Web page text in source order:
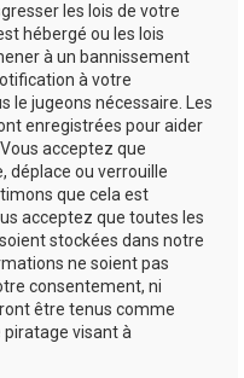
les lois de votre
hébergé ou les lois
à un bannissement
à votre
le jugeons nécessaire. Les
enregistrées pour aider
acceptez que
déplace ou verrouille
que cela est
acceptez que toutes les
stockées dans notre
ne soient pas
consentement, ni
être tenus comme
piratage visant à